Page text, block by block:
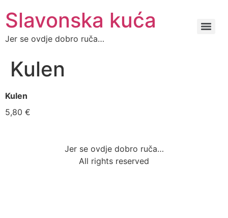
Slavonska kuća
Jer se ovdje dobro ruča…
Kulen
Kulen
5,80 €
Jer se ovdje dobro ruča…
All rights reserved